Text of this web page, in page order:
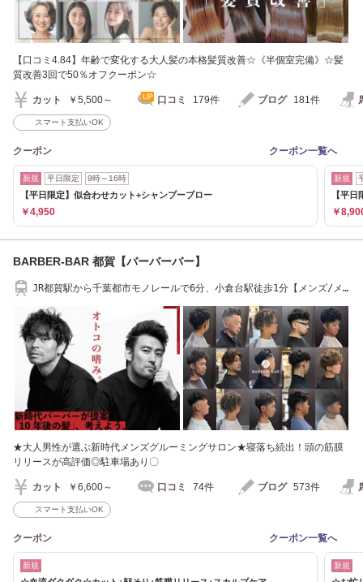
【口コミ4.84】年齢で変化する大人髪の本格髪質改善☆《半個室完備》☆髪
質改善3回で50％オフクーポン☆
カット ￥5,500～ 口コミ 179件 ブログ 181件
スマート支払いOK
クーポン クーポン一覧へ
新規 平日限定 9時～16時
【平日限定】似合わせカット+シャンプーブロー
￥4,950
新規
【平
￥
BARBER-BAR 都賀【バーバーバー】
JR都賀駅から千葉都市モノレールで6分、小倉台駅徒歩1分【メンズ/メ
★大人男性が選ぶ新時代メンズグルーミングサロン★寝落ち続出！頭の筋膜
リリースが高評価◎駐車場あり〇
カット ￥6,600～ 口コミ 74件 ブログ 573件
スマート支払いOK
クーポン クーポン一覧へ
新規 新規